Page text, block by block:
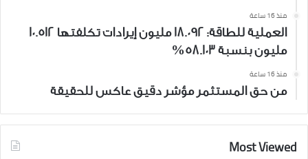
منذ 16 ساعة
العملية للطاقة: 18.092 مليون إيرادات تكلفتها 10.512
مليون بنسبة 58.103%
منذ 16 ساعة
من حق المستثمر مؤشر دقيق عاكس للحقيقة
Most Viewed